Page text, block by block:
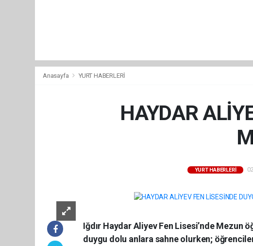
Anasayfa YURT HABERLERİ
HAYDAR
YURT HABERLERİ
Iğdır Haydar Aliyev Fen Lisesi’nde
duygu dolu anlara sahne olurken;